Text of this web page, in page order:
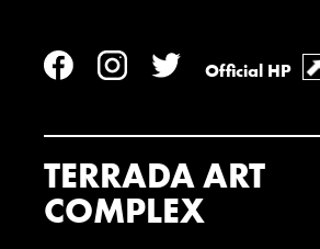
Official HP
TERRADA ART
COMPLEX